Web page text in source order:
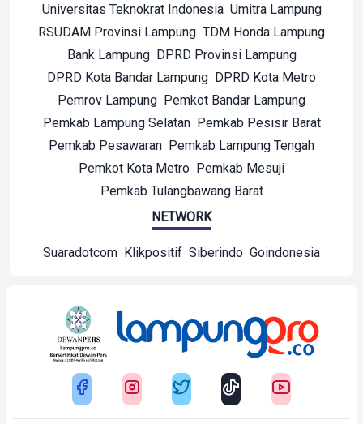
Universitas Teknokrat Indonesia Umitra Lampung
RSUDAM Provinsi Lampung TDM Honda Lampung
Bank Lampung DPRD Provinsi Lampung
DPRD Kota Bandar Lampung DPRD Kota Metro
Pemrov Lampung Pemkot Bandar Lampung
Pemkab Lampung Selatan Pemkab Pesisir Barat
Pemkab Pesawaran Pemkab Lampung Tengah
Pemkot Kota Metro Pemkab Mesuji
Pemkab Tulangbawang Barat
NETWORK
Suaradotcom Klikpositif Siberindo Goindonesia